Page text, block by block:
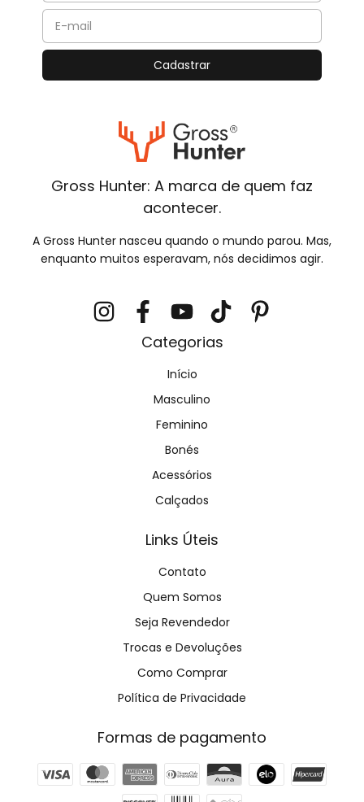
Gross Hunter: A marca de quem faz
acontecer.
A Gross Hunter nasceu quando o mundo parou. Mas,
enquanto muitos esperavam, nós decidimos agir.
Categorias
Início
Masculino
Feminino
Bonés
Acessórios
Calçados
Links Úteis
Contato
Quem Somos
Seja Revendedor
Trocas e Devoluções
Como Comprar
Política de Privacidade
Formas de pagamento